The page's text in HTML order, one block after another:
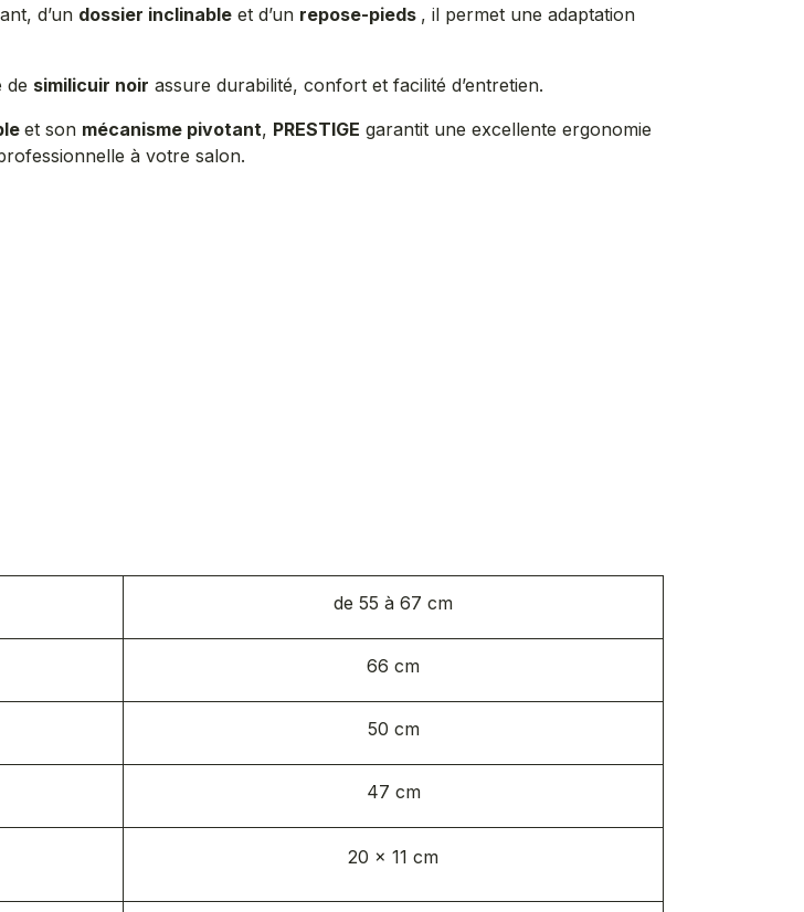
d’un dossier inclinable et d’un repose-pieds , il permet une adaptation
de similicuir noir assure durabilité, confort et facilité d’entretien.
et son mécanisme pivotant, PRESTIGE garantit une excellente ergonomie
à votre salon.
de 55 à 67 cm
66 cm
50 cm
47 cm
20 x 11 cm